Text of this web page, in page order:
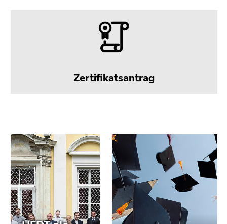
Zertifikatsantrag